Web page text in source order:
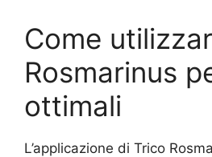
Come
Rosmarinus
ottimali
L’applicazione di Trico